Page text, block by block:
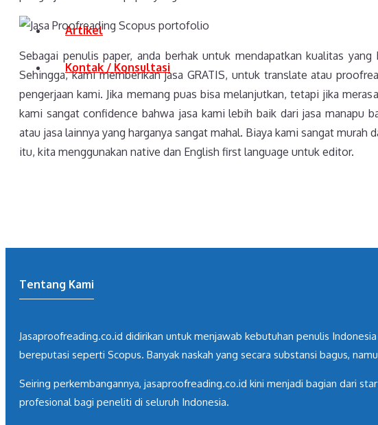
Artikel
Kontak / Konsultasi
Sebagai penulis paper, anda berhak untuk mendapatkan kualitas
Sehingga, kami memberikan jasa GRATIS, untuk translate atau
pengerjaan kami. Jika memang puas bisa melanjutkan, tetapi jika
kami sangat confidence bahwa jasa kami lebih baik dari jasa manapu
atau jasa lainnya yang harganya sangat mahal. Biaya kami sangat
itu, kita menggunakan native dan English first language untuk editor.
Tentang Kami
Jasaproofreading.co.id didirikan untuk menjawab kebutuhan penulis
bereputasi seperti Scopus. Banyak naskah yang secara substansi bagus,
Seiring perkembangannya, jasaproofreading.co.id kini menjadi bagian dari
profesional bagi peneliti di seluruh Indonesia.